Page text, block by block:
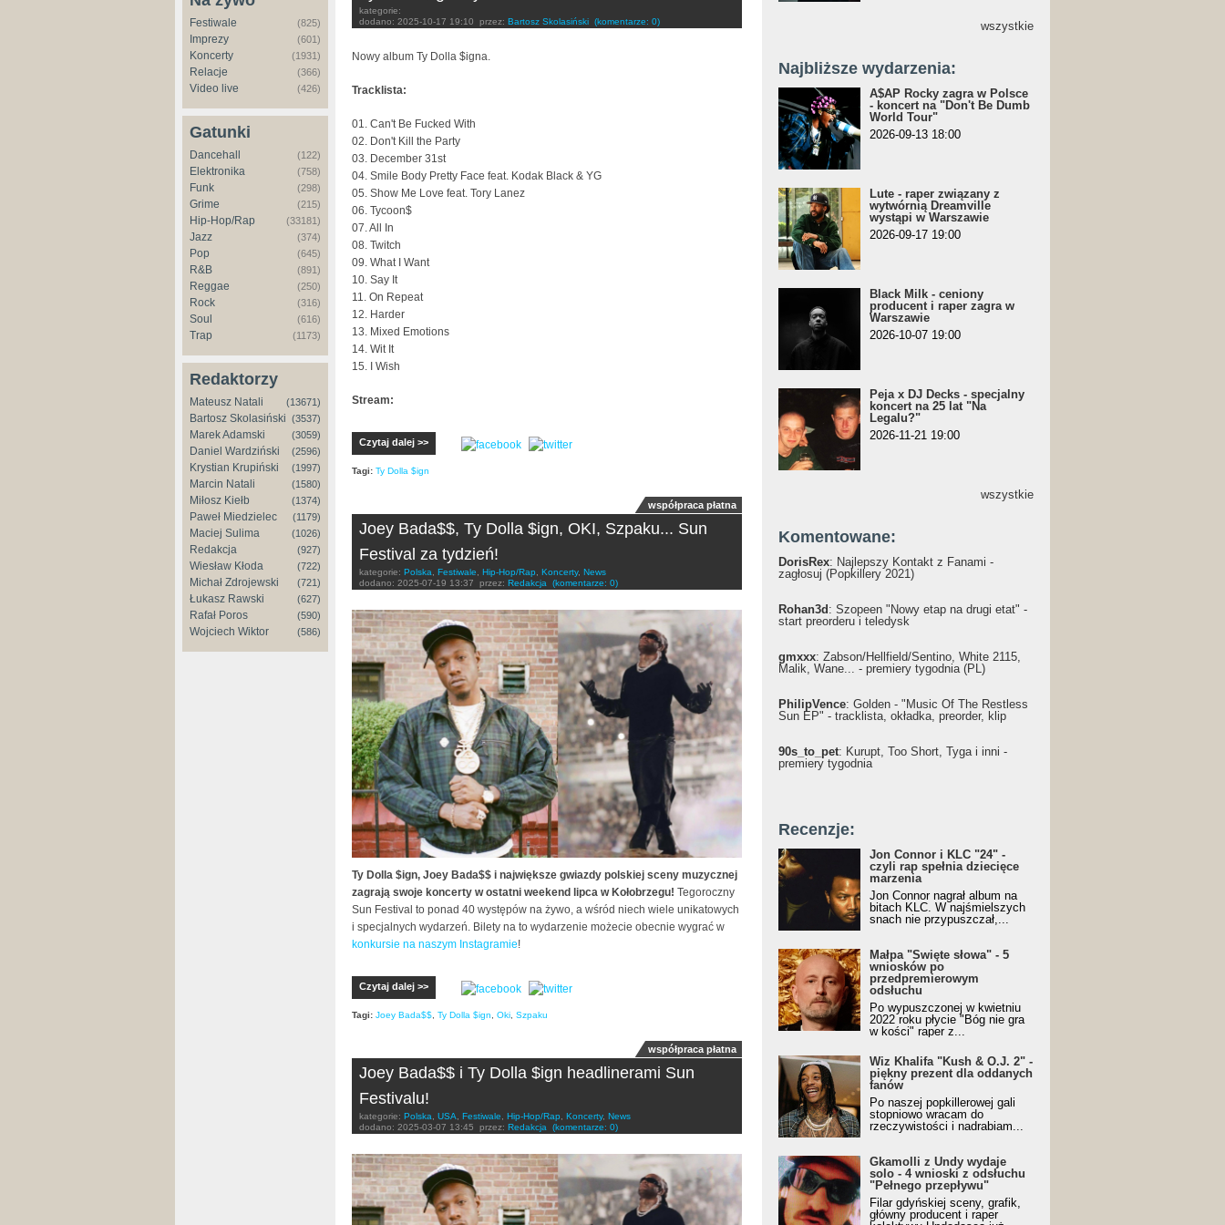
Festiwale (825)
Imprezy (601)
Koncerty (1931)
Relacje (366)
Video live (426)
Gatunki
Dancehall (122)
Elektronika (758)
Funk (298)
Grime (215)
Hip-Hop/Rap (33181)
Jazz (374)
Pop (645)
R&B (891)
Reggae (250)
Rock (316)
Soul (616)
Trap (1173)
Redaktorzy
Mateusz Natali (13671)
Bartosz Skolasiński (3537)
Marek Adamski (3059)
Daniel Wardziński (2596)
Krystian Krupiński (1997)
Marcin Natali (1580)
Miłosz Kiełb (1374)
Paweł Miedzielec (1179)
Maciej Sulima (1026)
Redakcja (927)
Wiesław Kłoda (722)
Michał Zdrojewski (721)
Łukasz Rawski (627)
Rafał Poros (590)
Wojciech Wiktor (586)
kategorie:
dodano: 2025-10-17 19:10 przez: Bartosz Skolasiński (komentarze: 0)
Nowy album Ty Dolla $igna.
Tracklista:
01. Can't Be Fucked With
02. Don't Kill the Party
03. December 31st
04. Smile Body Pretty Face feat. Kodak Black & YG
05. Show Me Love feat. Tory Lanez
06. Tycoon$
07. All In
08. Twitch
09. What I Want
10. Say It
11. On Repeat
12. Harder
13. Mixed Emotions
14. Wit It
15. I Wish
Stream:
Czytaj dalej >>
Tagi: Ty Dolla $ign
współpraca płatna
Joey Bada$$, Ty Dolla $ign, OKI, Szpaku... Sun
Festival za tydzień!
kategorie: Polska Festiwale Hip-Hop/Rap Koncerty, News
dodano: 2025-07-19 13:37 przez: Redakcja (komentarze: 0)
Ty Dolla $ign, Joey Bada$$ i największe gwiazdy polskiej sceny muzycznej
zagrają swoje koncerty w ostatni weekend lipca w Kołobrzegu! Tegoroczny
Sun Festival to ponad 40 występów na żywo, a wśród niech wiele unikatowych
i specjalnych wydarzeń. Bilety na to wydarzenie możecie obecnie wygrać w
konkursie na naszym Instagramie!
Czytaj dalej >>
Tagi: Joey Bada$$, Ty Dolla $ign, Oki, Szpaku
współpraca płatna
Joey Bada$$ i Ty Dolla $ign headlinerami Sun
Festivalu!
kategorie: Polska, USA, Festiwale, Hip-Hop/Rap, Koncerty, News
dodano: 2025-03-07 13:45 przez: Redakcja (komentarze: 0)
wszystkie
Najbliższe wydarzenia:
A$AP Rocky zagra w Polsce
- koncert na "Don't Be Dumb
World Tour"
2026-09-13 18:00
Lute - raper związany z
wytwórnią Dreamville
wystąpi w Warszawie
2026-09-17 19:00
Black Milk - ceniony
producent i raper zagra w
Warszawie
2026-10-07 19:00
Peja x DJ Decks - specjalny
koncert na 25 lat "Na
Legalu?"
2026-11-21 19:00
wszystkie
Komentowane:
DorisRex: Najlepszy Kontakt z Fanami -
zagłosuj (Popkillery 2021)
Rohan3d : Szopeen "Nowy etap na drugi etat" -
start preorderu i teledysk
gmxxx: Żabson/Hellfield/Sentino, White 2115,
Malik, Wane... - premiery tygodnia (PL)
PhilipVence: Golden - "Music Of The Restless
Sun EP" - tracklista, okładka, preorder, klip
90s_to_pet: Kurupt, Too Short, Tyga i inni -
premiery tygodnia
Recenzje:
Jon Connor i KLC "24" -
czyli rap spełnia dziecięce
marzenia
Jon Connor nagrał album na
bitach KLC. W najśmielszych
snach nie przypuszczał,...
Małpa "Święte słowa" - 5
wniosków po
przedpremierowym
odsłuchu
Po wypuszczonej w kwietniu
2022 roku płycie "Bóg nie gra
w kości" raper z...
Wiz Khalifa "Kush & O.J. 2" -
piękny prezent dla oddanych
fanów
Po naszej popkillerowej gali
stopniowo wracam do
rzeczywistości i nadrabiam...
Gkamolli z Undy wydaje
solo - 4 wnioski z odsłuchu
"Pełnego przepływu"
Filar gdyńskiej sceny, grafik,
główny producent i raper